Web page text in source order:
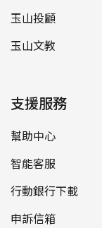
玉山投顧
玉山文教
支援服務
幫助中心
智能客服
行動銀行下載
申訴信箱